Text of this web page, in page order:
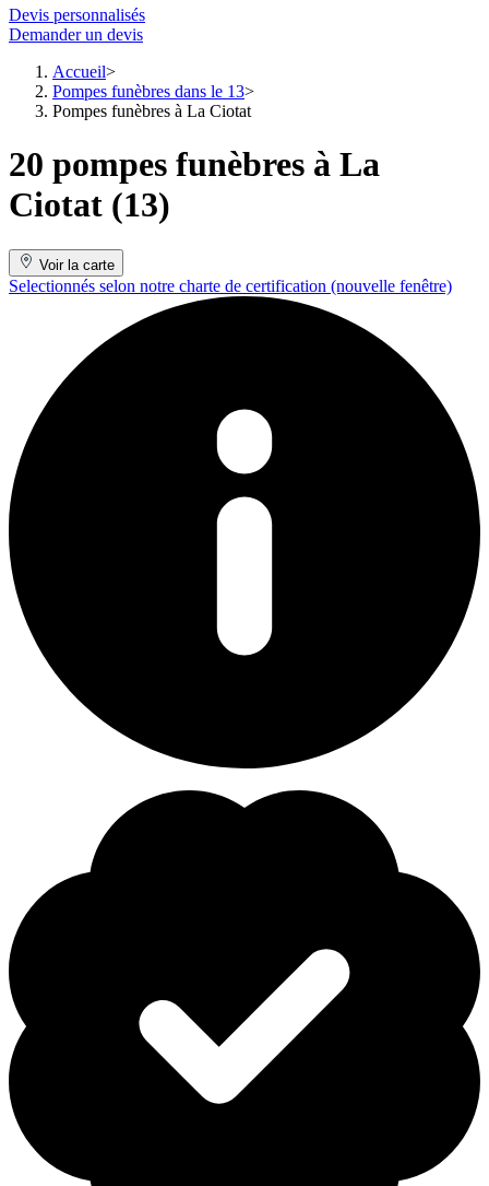
Devis personnalisés
Demander un devis
Accueil
Pompes funèbres dans le 13
Pompes funèbres à La Ciotat
20 pompes funèbres à La
Ciotat (13)
Voir la carte
Selectionnés selon notre charte de certification (nouvelle fenêtre)